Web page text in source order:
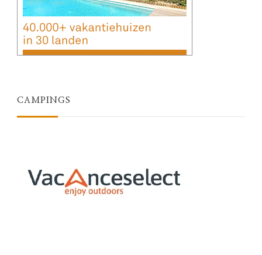
CAMPINGS